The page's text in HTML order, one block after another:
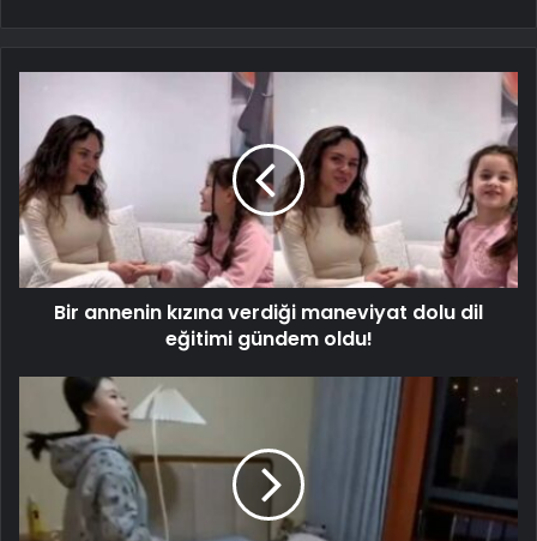
Bir annenin kızına verdiği maneviyat dolu dil
eğitimi gündem oldu!